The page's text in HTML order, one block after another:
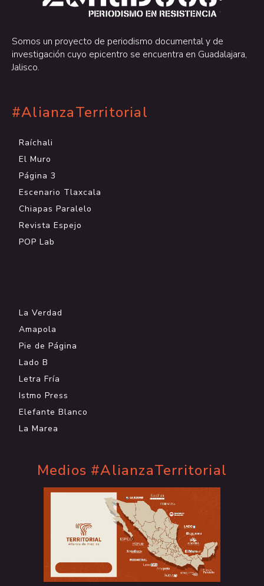
.
Somos un proyecto de periodismo documental y de
investigación cuyo epicentro se encuentra en Guadalajara,
Jalisco.
#AlianzaTerritorial
Raíchali
El Muro
Página 3
Escenario Tlaxcala
Chiapas Paralelo
Revista Espejo
POP Lab
La Verdad
Amapola
Pie de Página
Lado B
Letra Fría
Istmo Press
Elefante Blanco
La Marea
Medios #AlianzaTerritorial